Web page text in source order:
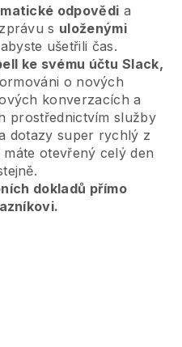
odpovědi a
s uloženými
abyste ušetřili čas.
ke svému účtu Slack,
o nových
konverzacích a
prostřednictvím služby
dotazy super rychlý z
otevřený celý den
dokladů přímo